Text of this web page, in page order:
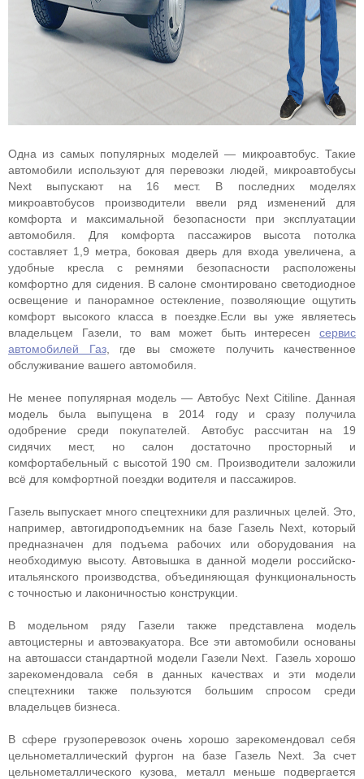
Одна из самых популярных моделей — микроавтобус. Такие
автомобили используют для перевозки людей, микроавтобусы
Next выпускают на 16 мест. В последних моделях
микроавтобусов производители ввели ряд изменений для
комфорта и максимальной безопасности при эксплуатации
автомобиля. Для комфорта пассажиров высота потолка
составляет 1,9 метра, боковая дверь для входа увеличена, а
удобные кресла с ремнями безопасности расположены
комфортно для сидения. В салоне смонтировано светодиодное
освещение и панорамное остекление, позволяющие ощутить
комфорт высокого класса в поездке.Если вы уже являетесь
владельцем Газели, то вам может быть интересен сервис
автомобилей Газ, где вы сможете получить качественное
обслуживание вашего автомобиля.
Не менее популярная модель — Автобус Next Citiline. Данная
модель была выпущена в 2014 году и сразу получила
одобрение среди покупателей. Автобус рассчитан на 19
сидячих мест, но салон достаточно просторный и
комфортабельный с высотой 190 см. Производители заложили
всё для комфортной поездки водителя и пассажиров.
Газель выпускает много спецтехники для различных целей. Это,
например, автогидроподъемник на базе Газель Next, который
предназначен для подъема рабочих или оборудования на
необходимую высоту. Автовышка в данной модели российско-
итальянского производства, объединяющая функциональность
с точностью и лаконичностью конструкции.
В модельном ряду Газели также представлена модель
автоцистерны и автоэвакуатора. Все эти автомобили основаны
на автошасси стандартной модели Газели Next. Газель хорошо
зарекомендовала себя в данных качествах и эти модели
спецтехники также пользуются большим спросом среди
владельцев бизнеса.
В сфере грузоперевозок очень хорошо зарекомендовал себя
цельнометаллический фургон на базе Газель Next. За счет
цельнометаллического кузова, металл меньше подвергается